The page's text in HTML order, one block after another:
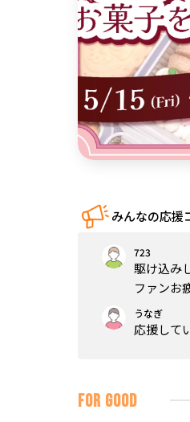
みんなの応援
723
駆け込み
ファンお
うなぎ
応援して
FOR GOOD